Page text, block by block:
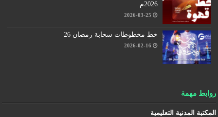
2026م
2026-03-25
خط مخطوطات سحابة رمضان 26
2026-02-16
روابط مهمة
المكتبة المدنية التعليمية